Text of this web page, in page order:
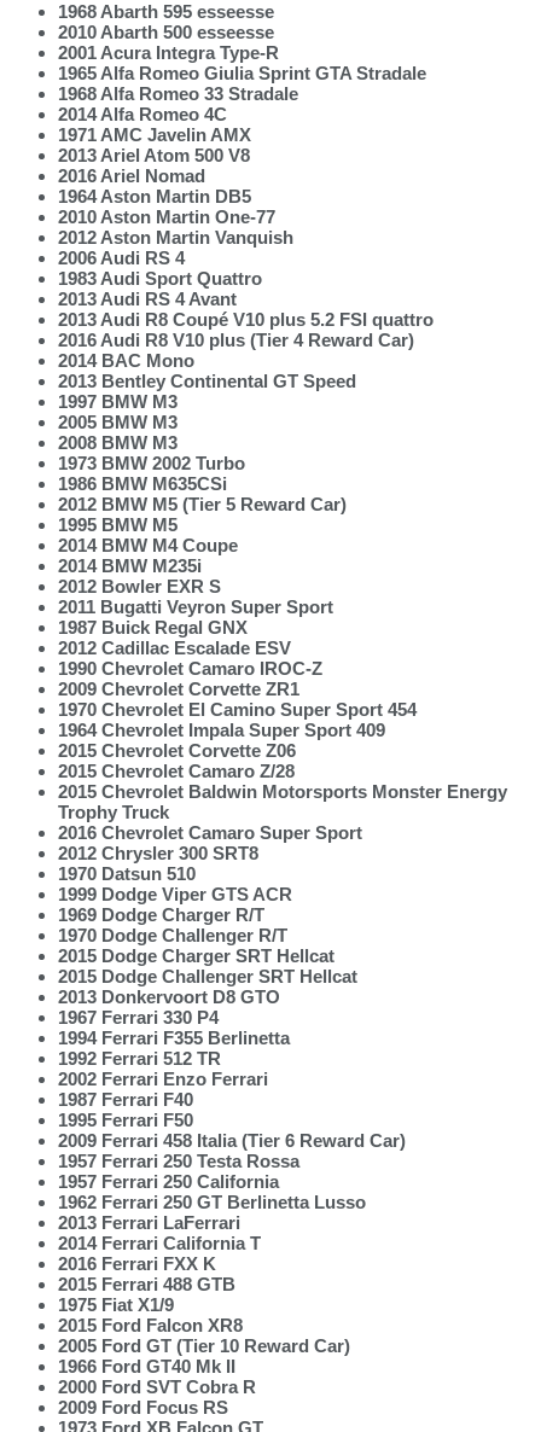
1968 Abarth 595 esseesse
2010 Abarth 500 esseesse
2001 Acura Integra Type-R
1965 Alfa Romeo Giulia Sprint GTA Stradale
1968 Alfa Romeo 33 Stradale
2014 Alfa Romeo 4C
1971 AMC Javelin AMX
2013 Ariel Atom 500 V8
2016 Ariel Nomad
1964 Aston Martin DB5
2010 Aston Martin One-77
2012 Aston Martin Vanquish
2006 Audi RS 4
1983 Audi Sport Quattro
2013 Audi RS 4 Avant
2013 Audi R8 Coupé V10 plus 5.2 FSI quattro
2016 Audi R8 V10 plus (Tier 4 Reward Car)
2014 BAC Mono
2013 Bentley Continental GT Speed
1997 BMW M3
2005 BMW M3
2008 BMW M3
1973 BMW 2002 Turbo
1986 BMW M635CSi
2012 BMW M5 (Tier 5 Reward Car)
1995 BMW M5
2014 BMW M4 Coupe
2014 BMW M235i
2012 Bowler EXR S
2011 Bugatti Veyron Super Sport
1987 Buick Regal GNX
2012 Cadillac Escalade ESV
1990 Chevrolet Camaro IROC-Z
2009 Chevrolet Corvette ZR1
1970 Chevrolet El Camino Super Sport 454
1964 Chevrolet Impala Super Sport 409
2015 Chevrolet Corvette Z06
2015 Chevrolet Camaro Z/28
2015 Chevrolet Baldwin Motorsports Monster Energy
Trophy Truck
2016 Chevrolet Camaro Super Sport
2012 Chrysler 300 SRT8
1970 Datsun 510
1999 Dodge Viper GTS ACR
1969 Dodge Charger R/T
1970 Dodge Challenger R/T
2015 Dodge Charger SRT Hellcat
2015 Dodge Challenger SRT Hellcat
2013 Donkervoort D8 GTO
1967 Ferrari 330 P4
1994 Ferrari F355 Berlinetta
1992 Ferrari 512 TR
2002 Ferrari Enzo Ferrari
1987 Ferrari F40
1995 Ferrari F50
2009 Ferrari 458 Italia (Tier 6 Reward Car)
1957 Ferrari 250 Testa Rossa
1957 Ferrari 250 California
1962 Ferrari 250 GT Berlinetta Lusso
2013 Ferrari LaFerrari
2014 Ferrari California T
2016 Ferrari FXX K
2015 Ferrari 488 GTB
1975 Fiat X1/9
2015 Ford Falcon XR8
2005 Ford GT (Tier 10 Reward Car)
1966 Ford GT40 Mk II
2000 Ford SVT Cobra R
2009 Ford Focus RS
1973 Ford XB Falcon GT